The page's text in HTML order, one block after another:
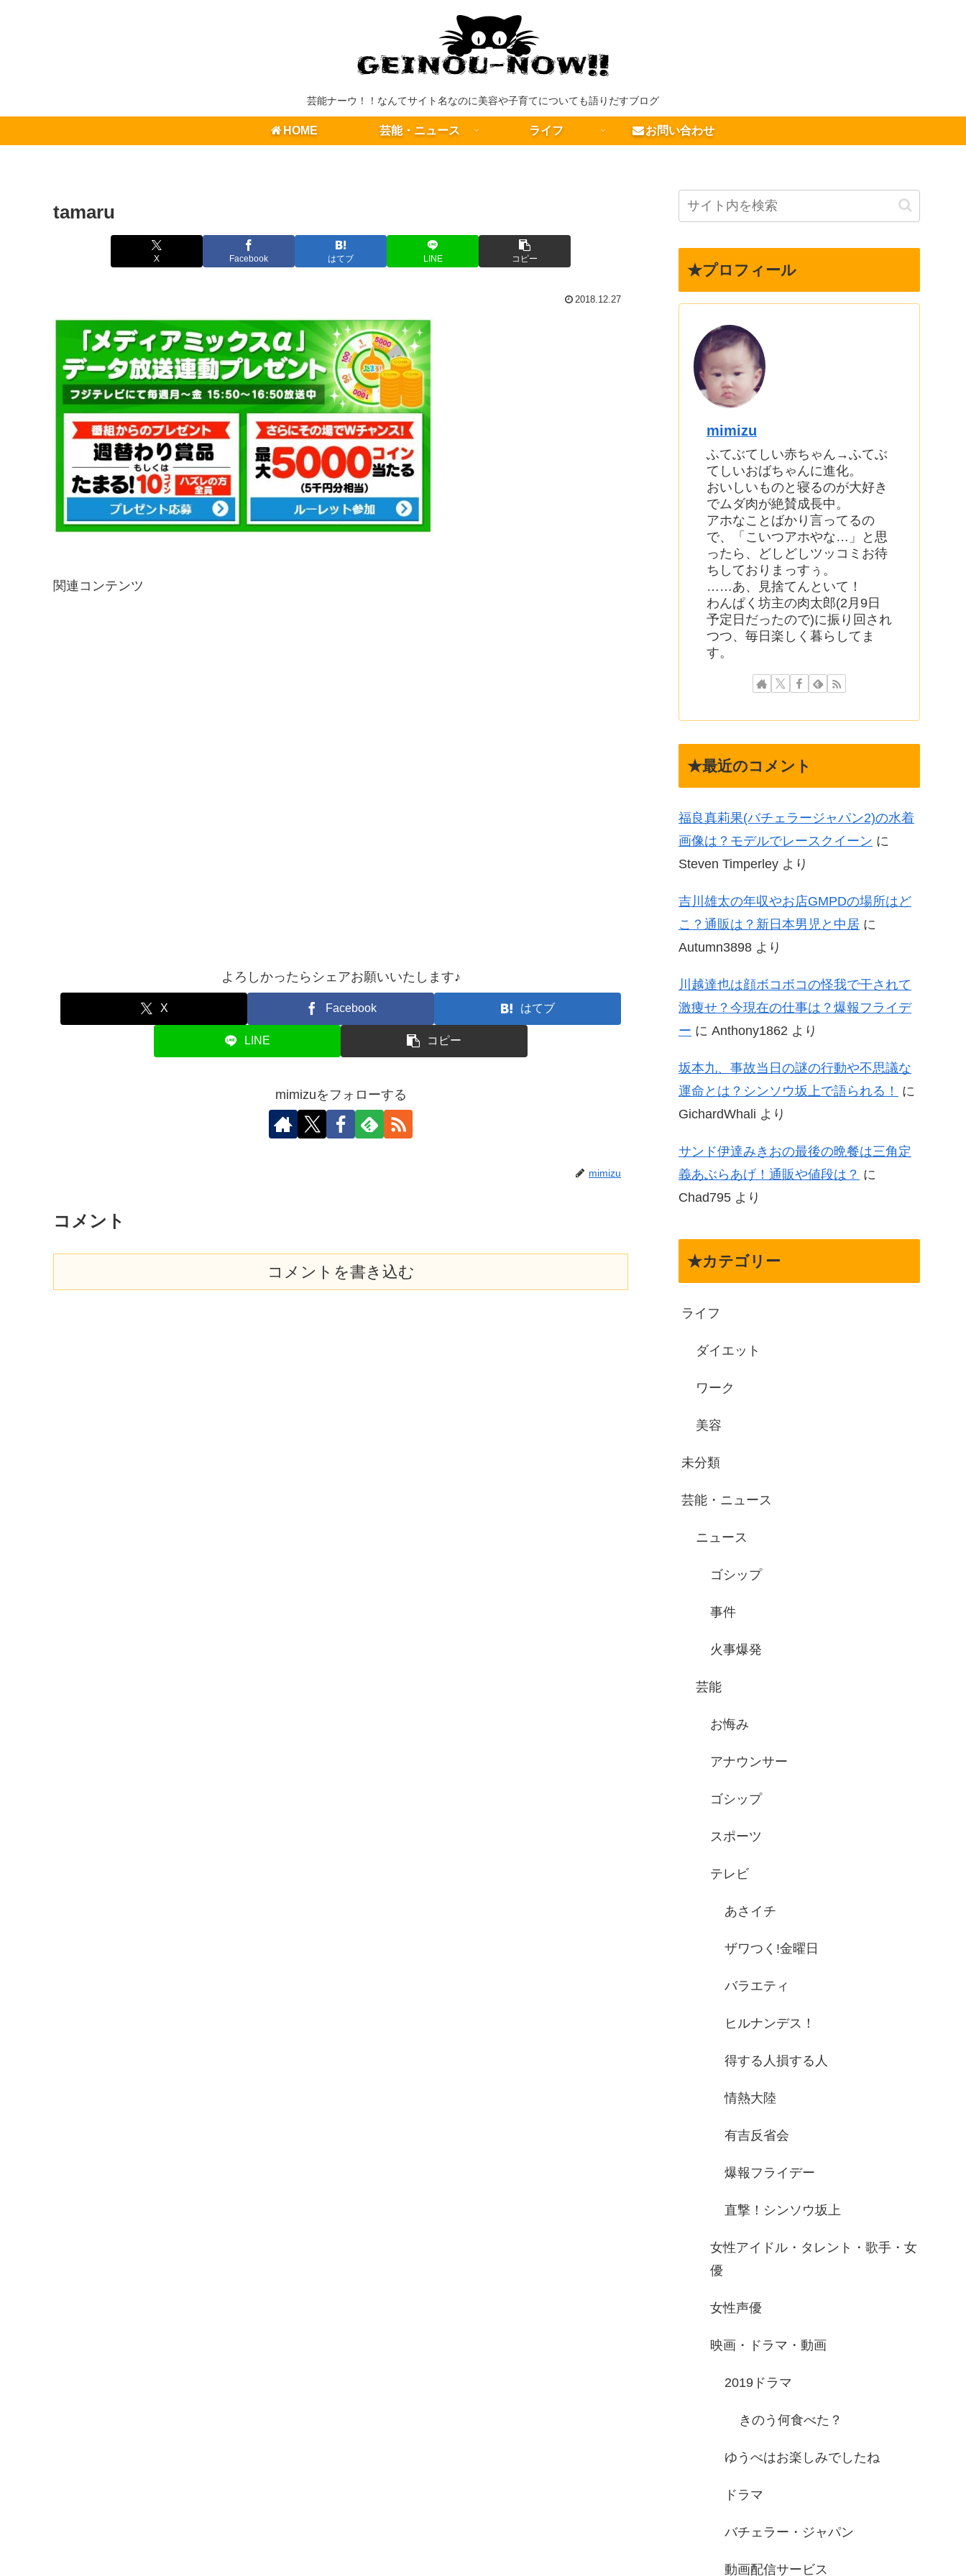
芸能ナーウ！！なんてサイト名なのに美容や子育てについても語りだすブログ
HOME 芸能・ニュース ライフ お問い合わせ
tamaru
X Facebook はてブ LINE コピー
2018.12.27
関連コンテンツ
よろしかったらシェアお願いいたします♪
X Facebook はてブ
LINE コピー
mimizuをフォローする
mimizu
コメント
コメントを書き込む
★プロフィール
mimizu
ふてぶてしい赤ちゃん→ふてぶ
てしいおばちゃんに進化。
おいしいものと寝るのが大好き
でムダ肉が絶賛成長中。
アホなことばかり言ってるの
で、「こいつアホやな…」と思
ったら、どしどしツッコミお待
ちしておりまっすぅ。
……あ、見捨てんといて！
わんぱく坊主の肉太郎(2月9日
予定日だったので)に振り回され
つつ、毎日楽しく暮らしてま
す。
★最近のコメント
福良真莉果(バチェラージャパン2)の水着
画像は？モデルでレースクイーン に
Steven Timperley より
吉川雄太の年収やお店GMPDの場所はど
こ？通販は？新日本男児と中居 に
Autumn3898 より
川越達也は顔ボコボコの怪我で干されて
激痩せ？今現在の仕事は？爆報フライデ
ー に Anthony1862 より
坂本九、事故当日の謎の行動や不思議な
運命とは？シンソウ坂上で語られる！
に
GichardWhali より
サンド伊達みきおの最後の晩餐は三角定
義あぶらあげ！通販や値段は？ に
Chad795 より
★カテゴリー
ライフ
ダイエット
ワーク
美容
未分類
芸能・ニュース
ニュース
ゴシップ
事件
火事爆発
芸能
お悔み
アナウンサー
ゴシップ
スポーツ
テレビ
あさイチ
ザワつく!金曜日
バラエティ
ヒルナンデス！
得する人損する人
情熱大陸
有吉反省会
爆報フライデー
直撃！シンソウ坂上
女性アイドル・タレント・歌手・女
優
女性声優
映画・ドラマ・動画
2019ドラマ
きのう何食べた？
ゆうべはお楽しみでしたね
ドラマ
バチェラー・ジャパン
動画配信サービス